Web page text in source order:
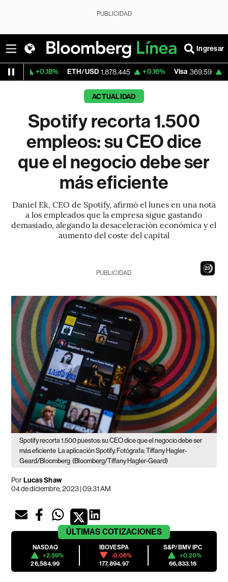
PUBLICIDAD
Ingresar
ETH/USD 1,878.445 +0.16% Visa 369.59 +1.07%
ACTUALIDAD
Spotify recorta 1.500
empleos: su CEO dice
que el negocio debe ser
más eficiente
Daniel Ek, CEO de Spotify, afirmó el lunes en una nota
a los empleados que la empresa sigue gastando
demasiado, alegando la desaceleración económica y el
aumento del coste del capital
22
PUBLICIDAD
Spotify recorta 1.500 puestos: su CEO dice que el negocio debe ser
más eficiente
La aplicación Spotify. Fotógrafa: Tiffany Hagler-
Geard/Bloomberg (Bloomberg/Tiffany Hagler-Geard)
PorLucas Shaw
04 de diciembre, 2023 | 09:31 AM
ÚLTIMAS COTIZACIONES
NASDAQ
+2.59%
26,584.99
IBOVESPA
-0.06%
177,894.97
S&P/BMV IPC
+0.20%
66,833.16